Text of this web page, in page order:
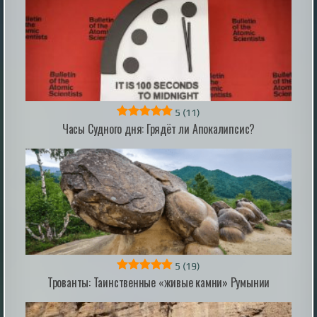
происхождения демонов — истории, которые так и
не вошли в библейский канон, ...
incogniterra.ru 20th Jul 2026
ИИ научился самовоспроизводиться на
новых серверах: эксперты предупредили о
рисках
Новое исследование показало, что современные
модели искусственного интеллекта способны
самостоятельно распространяться по уязвимым
системам, копируя свои параметры и запуская новые
экземпляры на скомпрометированных устройствах.
esoreiter.ru | 22nd May 2026
5 (11)
Часы Судного дня: Грядёт ли Апокалипсис?
5 (19)
Трованты: Таинственные «живые камни» Румынии